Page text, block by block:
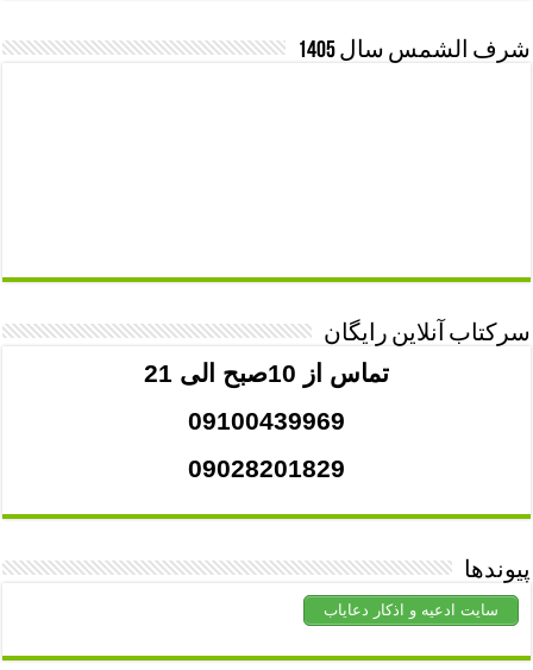
شرف الشمس سال 1405
تماس از 10صبح الی 21
09100439969
09028201829